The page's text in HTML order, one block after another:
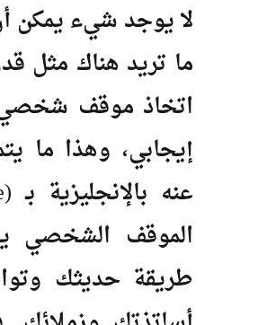
لا يوجد شيء يمكن
ما تريد هناك مثل
اتخاذ موقف
إيجابي، وهذا ما
الموقف الشخصي
طريقة حديثك